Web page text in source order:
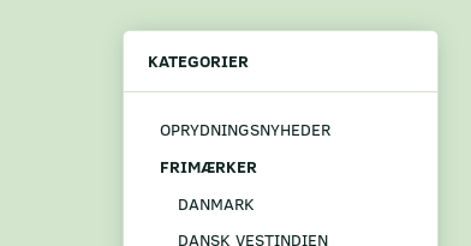
KATEGORIER
OPRYDNINGSNYHEDER
FRIMÆRKER
DANMARK
DANSK VESTINDIEN